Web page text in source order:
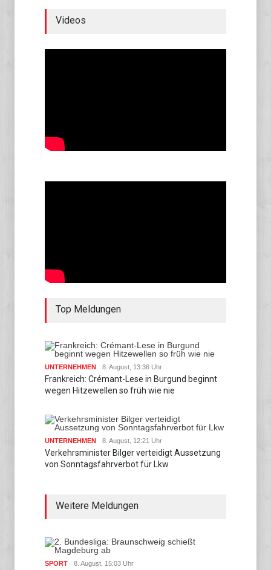
Videos
Top Meldungen
UNTERNEHMEN 8. August, 13:36 Uhr
Frankreich: Crémant-Lese in Burgund beginnt
wegen Hitzewellen so früh wie nie
UNTERNEHMEN 8. August, 12:21 Uhr
Verkehrsminister Bilger verteidigt Aussetzung
von Sonntagsfahrverbot für Lkw
Weitere Meldungen
SPORT 8. August, 15:03 Uhr